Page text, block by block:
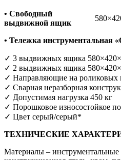
• Свободный
выдвижной ящик
• Тележка
✓ 3 выдвижных ящика
✓ 2 выдвижных ящика
✓ Направляющие на роликовых
✓ Сварная неразборная
✓ Допустимая нагрузка 450 кг
✓ Порошковое износостойкое
✓ Цвет серый/серый*
ТЕХНИЧЕСКИЕ
Материалы – инструментальные